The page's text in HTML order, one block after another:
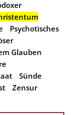
Psychotisches
Glauben
Sünde
Zensur